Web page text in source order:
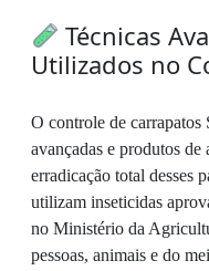
Técnicas
Utilizados no
O controle de carrapatos
avançadas e produtos
erradicação total desses
utilizam inseticidas
no Ministério da
pessoas, animais e do